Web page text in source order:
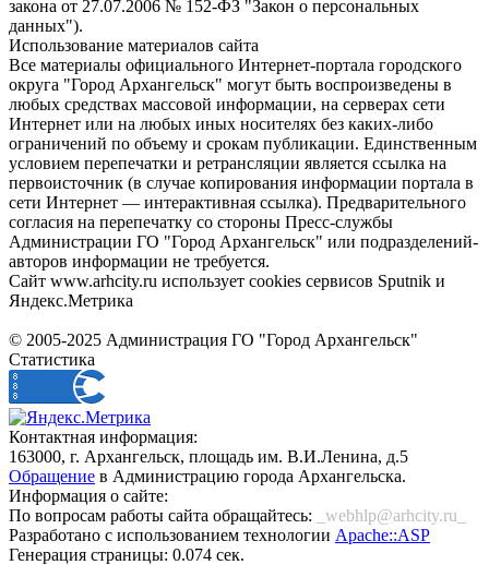
закона от 27.07.2006 № 152-ФЗ "Закон о персональных
данных").
Использование материалов сайта
Все материалы официального Интернет-портала городского
округа "Город Архангельск" могут быть воспроизведены в
любых средствах массовой информации, на серверах сети
Интернет или на любых иных носителях без каких-либо
ограничений по объему и срокам публикации. Единственным
условием перепечатки и ретрансляции является ссылка на
первоисточник (в случае копирования информации портала в
сети Интернет — интерактивная ссылка). Предварительного
согласия на перепечатку со стороны Пресс-службы
Администрации ГО "Город Архангельск" или подразделений-
авторов информации не требуется.
Сайт www.arhcity.ru использует cookies сервисов Sputnik и
Яндекс.Метрика
© 2005-2025 Администрация ГО "Город Архангельск"
Статистика
Контактная информация:
163000, г. Архангельск, площадь им. В.И.Ленина, д.5
Обращение в Администрацию города Архангельска.
Информация о сайте:
По вопросам работы сайта обращайтесь:
_webhlp@arhcity.ru_
Разработано с использованием технологии Apache::ASP
Генерация страницы: 0.074 сек.